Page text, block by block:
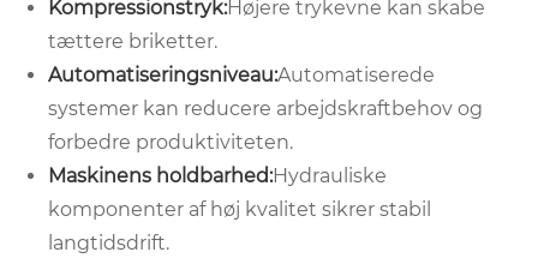
Kompressionstryk:Højere trykevne kan skabe
tættere briketter.
Automatiseringsniveau:Automatiserede
systemer kan reducere arbejdskraftbehov og
forbedre produktiviteten.
Maskinens holdbarhed:Hydrauliske
komponenter af høj kvalitet sikrer stabil
langtidsdrift.